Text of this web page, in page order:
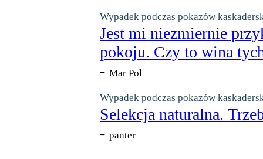
Wypadek podczas pokazów
Jest mi niezmiernie
pokoju. Czy to wina
- Mar Pol
Wypadek podczas pokazów
Selekcja naturalna.
- panter